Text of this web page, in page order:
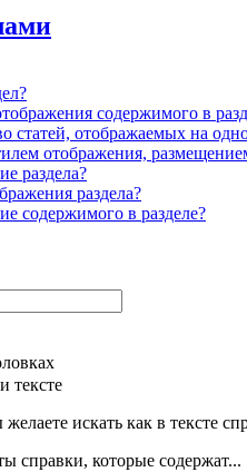
содержимого в
статей, отображаемых на
отображения,
раздела?
раздела?
содержимого в разделе?
тексте
искать как в тексте
справки, которые содержат...